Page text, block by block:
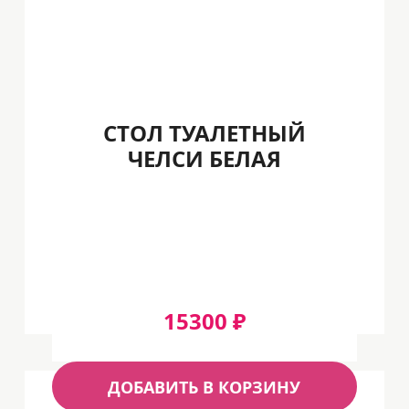
СТОЛ ТУАЛЕТНЫЙ
ЧЕЛСИ БЕЛАЯ
15300 ₽
ДОБАВИТЬ В КОРЗИНУ